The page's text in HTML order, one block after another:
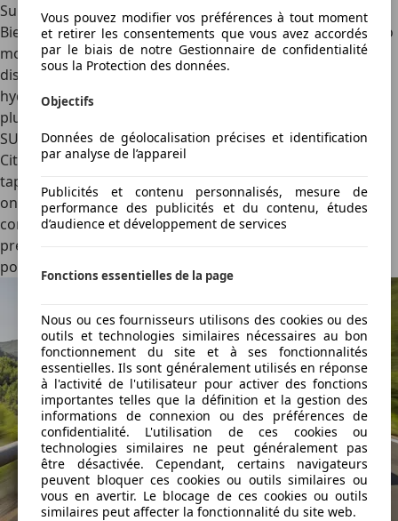
Vous pouvez modifier vos préférences à tout moment
et retirer les consentements que vous avez accordés
par le biais de notre Gestionnaire de confidentialité
sous la Protection des données.
Objectifs
Données de géolocalisation précises et identification
par analyse de l’appareil
Publicités et contenu personnalisés, mesure de
performance des publicités et du contenu, études
d’audience et développement de services
Fonctions essentielles de la page
Nous ou ces fournisseurs utilisons des cookies ou des
outils et technologies similaires nécessaires au bon
fonctionnement du site et à ses fonctionnalités
essentielles. Ils sont généralement utilisés en réponse
à l'activité de l'utilisateur pour activer des fonctions
importantes telles que la définition et la gestion des
informations de connexion ou des préférences de
confidentialité. L'utilisation de ces cookies ou
technologies similaires ne peut généralement pas
être désactivée. Cependant, certains navigateurs
peuvent bloquer ces cookies ou outils similaires ou
vous en avertir. Le blocage de ces cookies ou outils
similaires peut affecter la fonctionnalité du site web.
Sur la route
Bien que tous les SUV du groupe Stellantis utilisent grosso
modo la même base, le Citroën semble être le seul à
disposer d’un réel atout : sa suspension à butées
hydrauliques progressives. Ce faisant, le français est le
plus confortable du lot. On irait même à dire qu’il s’agit du
SUV le plus confortable du segment !
Citroën vient agrémenter ce comportement routier façon
tapis volant d’assises au moelleux dont seuls les français
ont le secret. Le C5 Aircross mise donc clairement sur le
confort et il ne faut pas s’en étonner en courbe. Le SUV
prend du gîte et se cabre, mais c’est un petit prix à payer
pour ce confort ouaté.